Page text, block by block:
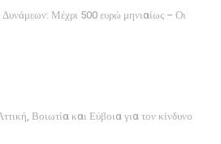
Μέχρι 500 ευρώ μηνιαίως – Οι
Βοιωτία και Εύβοια για τον κίνδυνο